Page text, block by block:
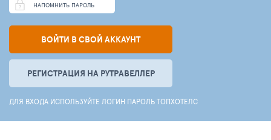
НАПОМНИТЬ ПАРОЛЬ
ВОЙТИ В СВОЙ АККАУНТ
РЕГИСТРАЦИЯ НА РУТРАВЕЛЛЕР
ДЛЯ ВХОДА ИСПОЛЬЗУЙТЕ ЛОГИН ПАРОЛЬ ТОПХОТЕЛС